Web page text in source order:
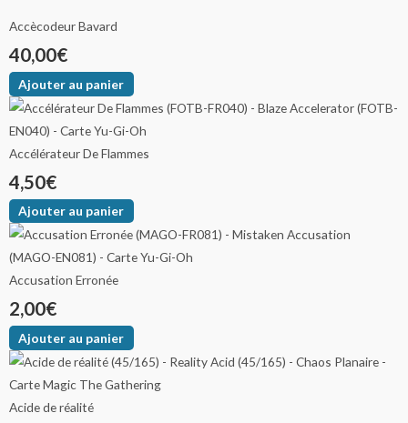
Accècodeur Bavard
40,00€
Ajouter au panier
Accélérateur De Flammes
4,50€
Ajouter au panier
Accusation Erronée
2,00€
Ajouter au panier
Acide de réalité